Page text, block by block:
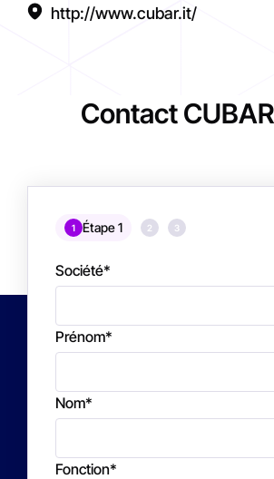
http://www.cubar.it/
Contact
1 Étape 1 2 3
Société*
Prénom*
Nom*
Fonction*